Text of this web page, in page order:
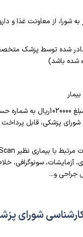
شورا، از معاونت غذا و
شده توسط پزشک
شده باشد)
5- اصل فیش بانکی به مبلغ
به نام شورای پزشکی،
آزمایشات، سونوگرافی،
جراحی و...
شورای